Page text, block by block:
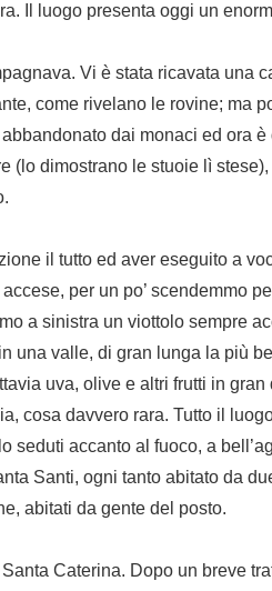
Il luogo presenta oggi un
Vi è stata ricavata una
come rivelano le rovine; ma
dai monaci ed ora
(lo dimostrano le stuoie lì
il tutto ed aver eseguito a
per un po’ scendemmo
a sinistra un viottolo sempre
una valle, di gran lunga la più
uva, olive e altri frutti in
cosa davvero rara. Tutto il
seduti accanto al fuoco, a
Santi, ogni tanto abitato da
abitati da gente del posto.
Caterina. Dopo un breve